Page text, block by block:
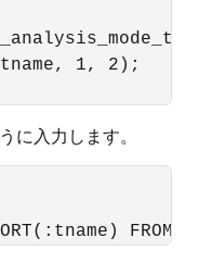
1, 2);
に入力します。